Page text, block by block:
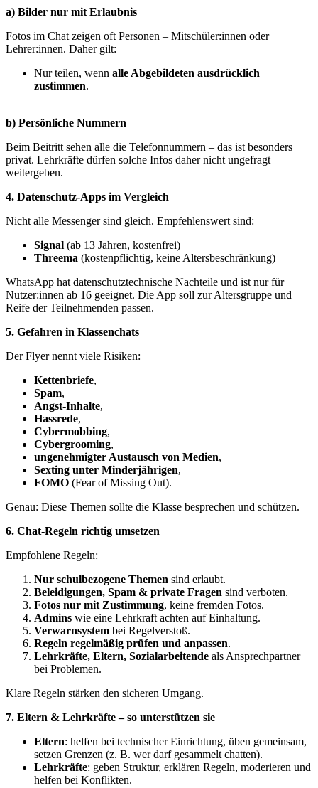
a) Bilder nur mit Erlaubnis
Fotos im Chat zeigen oft Personen – Mitschüler:innen oder
Lehrer:innen. Daher gilt:
Nur teilen, wenn alle Abgebildeten ausdrücklich
zustimmen.
b) Persönliche Nummern
Beim Beitritt sehen alle die Telefonnummern – das ist besonders
privat. Lehrkräfte dürfen solche Infos daher nicht ungefragt
weitergeben.
4. Datenschutz-Apps im Vergleich
Nicht alle Messenger sind gleich. Empfehlenswert sind:
Signal (ab 13 Jahren, kostenfrei)
Threema (kostenpflichtig, keine Altersbeschränkung)
WhatsApp hat datenschutztechnische Nachteile und ist nur für
Nutzer:innen ab 16 geeignet. Die App soll zur Altersgruppe und
Reife der Teilnehmenden passen.
5. Gefahren in Klassenchats
Der Flyer nennt viele Risiken:
Kettenbriefe,
Spam,
Angst-Inhalte,
Hassrede,
Cybermobbing,
Cybergrooming,
ungenehmigter Austausch von Medien,
Sexting unter Minderjährigen,
FOMO (Fear of Missing Out).
Genau: Diese Themen sollte die Klasse besprechen und schützen.
6. Chat-Regeln richtig umsetzen
Empfohlene Regeln:
Nur schulbezogene Themen sind erlaubt.
Beleidigungen, Spam & private Fragen sind verboten.
Fotos nur mit Zustimmung, keine fremden Fotos.
Admins wie eine Lehrkraft achten auf Einhaltung.
Verwarnsystem bei Regelverstoß.
Regeln regelmäßig prüfen und anpassen.
Lehrkräfte, Eltern, Sozialarbeitende als Ansprechpartner
bei Problemen.
Klare Regeln stärken den sicheren Umgang.
7. Eltern & Lehrkräfte – so unterstützen sie
Eltern: helfen bei technischer Einrichtung, üben gemeinsam,
setzen Grenzen (z. B. wer darf gesammelt chatten).
Lehrkräfte: geben Struktur, erklären Regeln, moderieren und
helfen bei Konflikten.